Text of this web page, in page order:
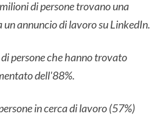
di persone trovano una
un annuncio di lavoro su LinkedIn.
persone che hanno trovato
dell'88%.
in cerca di lavoro (57%)